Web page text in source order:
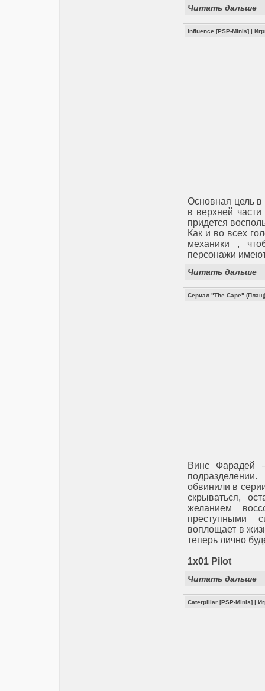
Читать дальше
Influence [PSP-Minis] |
Основная цель в
в верхней части
придется
Как и во всех
механики ,
персонажи
Читать дальше
Сериал "The Cape" (Плащ)
Винс Фарадей
обвинили в
скрываться,
желанием
преступными
воплощает в
теперь лично
1x01 Pilot
Читать дальше
Caterpillar [PSP-Minis] |